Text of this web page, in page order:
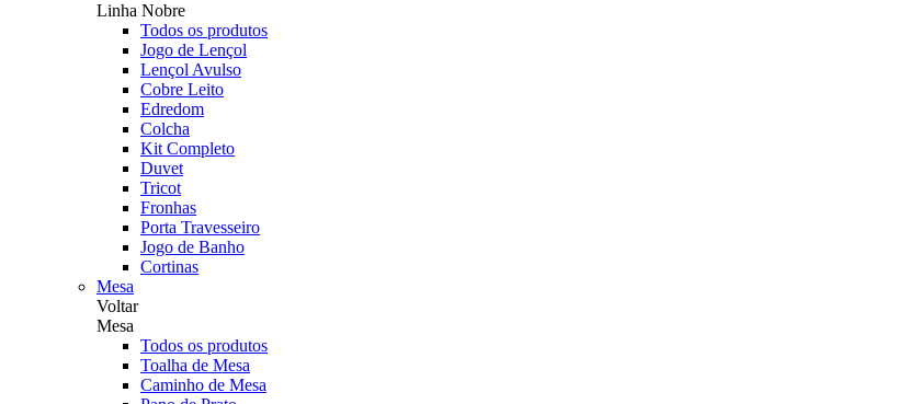
Linha Nobre
Todos os produtos
Jogo de Lençol
Lençol Avulso
Cobre Leito
Edredom
Colcha
Kit Completo
Duvet
Tricot
Fronhas
Porta Travesseiro
Jogo de Banho
Cortinas
Mesa
Voltar
Mesa
Todos os produtos
Toalha de Mesa
Caminho de Mesa